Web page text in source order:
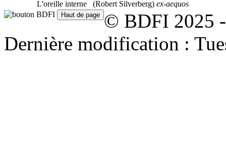
L'oreille interne (Robert Silverberg) ex-aequos
© BDFI 2025
Dernière modification :